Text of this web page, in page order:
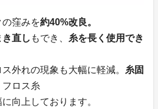
窪みを約40%改良。
直し もでき、
糸を長く使用でき
外れの現象も大幅に軽減。
糸固
フロス糸
向上しております。